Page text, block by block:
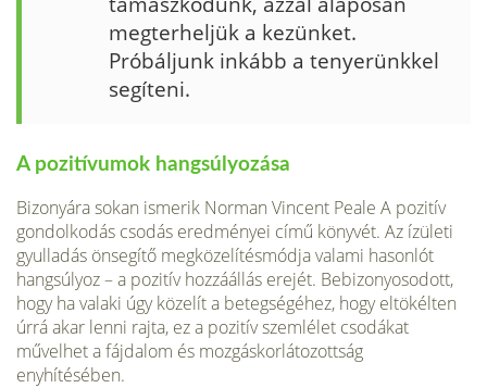
megterheljük a kezünket.
Próbáljunk inkább a tenyerünkkel
segíteni.
A pozitívumok hangsúlyozása
Bizonyára sokan ismerik Norman Vincent Peale A pozitív
gondol­kodás csodás eredményei című könyvét. Az ízületi
gyulladás ön­segítő megközelítésmódja valami hasonlót
hangsúlyoz – a pozitív hozzáállás erejét. Bebizonyoso­dott,
hogy ha valaki úgy közelít a betegségéhez, hogy eltökélten
úrrá akar lenni rajta, ez a pozitív szemlélet csodákat
művelhet a fájdalom és mozgáskorlátozott­ság
enyhítésében.